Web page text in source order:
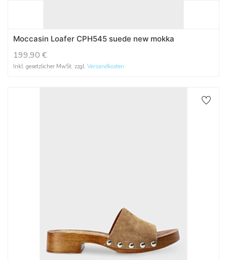
Moccasin Loafer CPH545 suede new mokka
199,90 €
Inkl. gesetzlicher MwSt. zzgl. Versandkosten